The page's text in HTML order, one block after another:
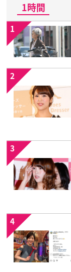
1時間
1
2
3
4